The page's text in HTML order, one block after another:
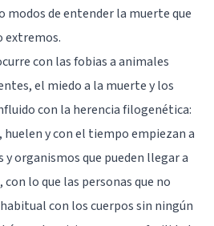
modos de entender la muerte que
extremos.
con las fobias a animales
el miedo a la muerte y los
con la herencia filogenética:
huelen y con el tiempo empiezan a
organismos que pueden llegar a
lo que las personas que no
con los cuerpos sin ningún